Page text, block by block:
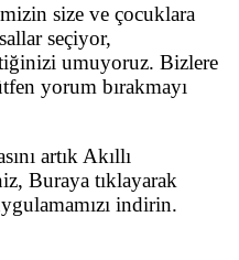
size ve çocuklara
seçiyor,
umuyoruz. Bizlere
yorum bırakmayı
artık Akıllı
Buraya tıklayarak
indirin.